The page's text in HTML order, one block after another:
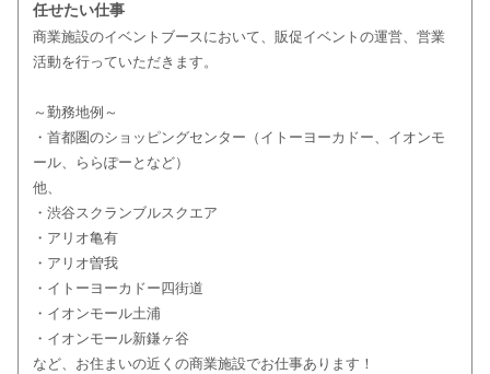
任せたい仕事
商業施設のイベントブースにおいて、販促イベントの運営、営業
活動を行っていただきます。
～勤務地例～
・首都圏のショッピングセンター（イトーヨーカドー、イオンモ
ール、ららぽーとなど）
他、
・渋谷スクランブルスクエア
・アリオ亀有
・アリオ曽我
・イトーヨーカドー四街道
・イオンモール土浦
・イオンモール新鎌ヶ谷
など、お住まいの近くの商業施設でお仕事あります！